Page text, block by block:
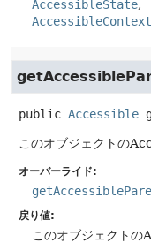
AccessibleState
public Accessible
このオブジェクトの
オーバーライド:
戻り値:
このオブジェクトの